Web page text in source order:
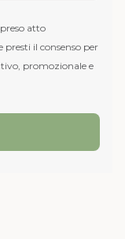
atto
presti il consenso per
promozionale e